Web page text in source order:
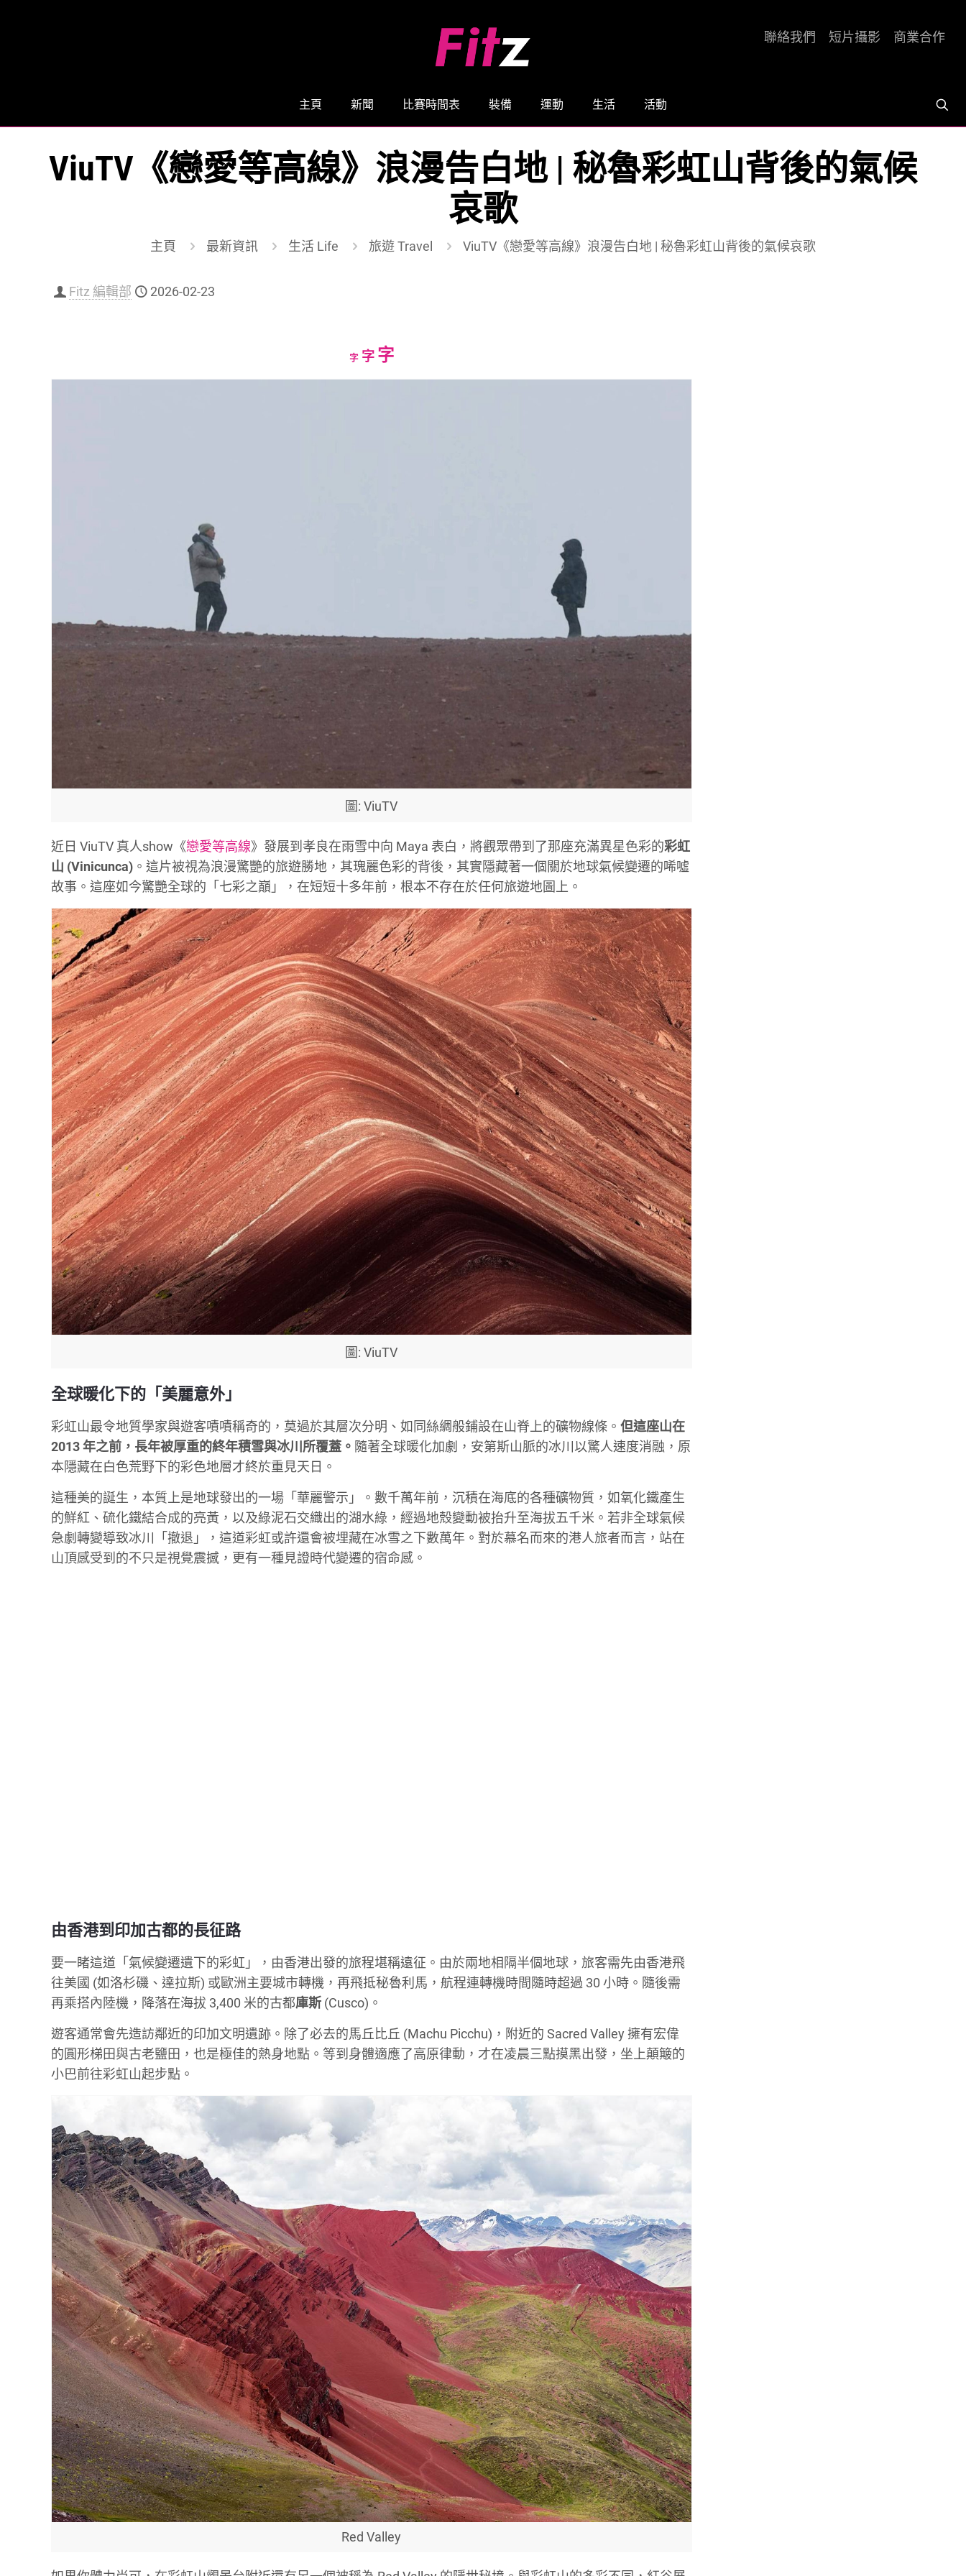
主頁 新聞 比賽時間表 裝備 運動 生活 活動
聯絡我們 短片攝影 商業合作
ViuTV《戀愛等高線》浪漫告白地 | 秘魯彩虹山背後的氣候
哀歌
主頁 最新資訊 生活 Life 旅遊 Travel ViuTV《戀愛等高線》浪漫告白地 | 秘魯彩虹山背後的氣候哀歌
Fitz 編輯部 2026-02-23
字Decrease
字Reset
字Increase
font
圖: ViuTV
近日 ViuTV 真人show《戀愛等高線》發展到孝良在雨雪中向 Maya 表白，將觀眾帶到了那座充滿異星色彩的彩虹
山 (Vinicunca) 。這片被視為浪漫驚艷的旅遊勝地，其瑰麗色彩的背後，其實隱藏著一個關於地球氣候變遷的唏噓
故事。這座如今驚艷全球的「七彩之巔」，在短短十多年前，根本不存在於任何旅遊地圖上。
圖: ViuTV
全球暖化下的「美麗意外」
彩虹山最令地質學家與遊客嘖嘖稱奇的，莫過於其層次分明、如同絲綢般鋪設在山脊上的礦物線條。但這座山在
2013 年之前，長年被厚重的終年積雪與冰川所覆蓋。 隨著全球暖化加劇，安第斯山脈的冰川以驚人速度消融，原
本隱藏在白色荒野下的彩色地層才終於重見天日。
這種美的誕生，本質上是地球發出的一場「華麗警示」。數千萬年前，沉積在海底的各種礦物質，如氧化鐵產生
的鮮紅、硫化鐵結合成的亮黃，以及綠泥石交織出的湖水綠，經過地殼變動被抬升至海拔五千米。若非全球氣候
急劇轉變導致冰川「撤退」，這道彩虹或許還會被埋藏在冰雪之下數萬年。對於慕名而來的港人旅者而言，站在
山頂感受到的不只是視覺震撼，更有一種見證時代變遷的宿命感。
由香港到印加古都的長征路
要一睹這道「氣候變遷遺下的彩虹」，由香港出發的旅程堪稱遠征。由於兩地相隔半個地球，旅客需先由香港飛
往美國 (如洛杉磯、達拉斯) 或歐洲主要城市轉機，再飛抵秘魯利馬，航程連轉機時間隨時超過 30 小時。隨後需
再乘搭內陸機，降落在海拔 3,400 米的古都庫斯 (Cusco)。
遊客通常會先造訪鄰近的印加文明遺跡。除了必去的馬丘比丘 (Machu Picchu)，附近的 Sacred Valley 擁有宏偉
的圓形梯田與古老鹽田，也是極佳的熱身地點。等到身體適應了高原律動，才在凌晨三點摸黑出發，坐上顛簸的
小巴前往彩虹山起步點。
Red Valley